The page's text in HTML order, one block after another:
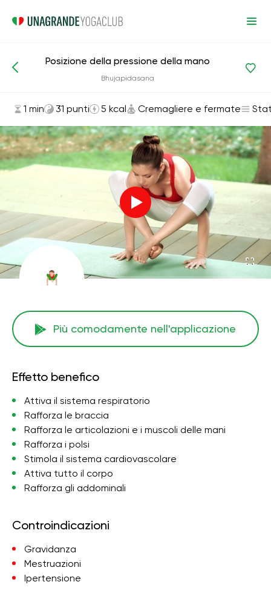
Cremagliere e fermate
Posizione della pressione della mano
Bhujapidasana
1 min 31 punti 5 kcal Cremagliere e fermate
Più comodamente nell'applicazione
Effetto benefico
Attiva il sistema respiratorio
Rafforza le braccia
Rafforza le articolazioni e i muscoli delle mani
Rafforza i polsi
Stimola il sistema cardiovascolare
Attiva tutto il corpo
Rafforza gli addominali
Controindicazioni
Gravidanza
Mestruazioni
Ipertensione